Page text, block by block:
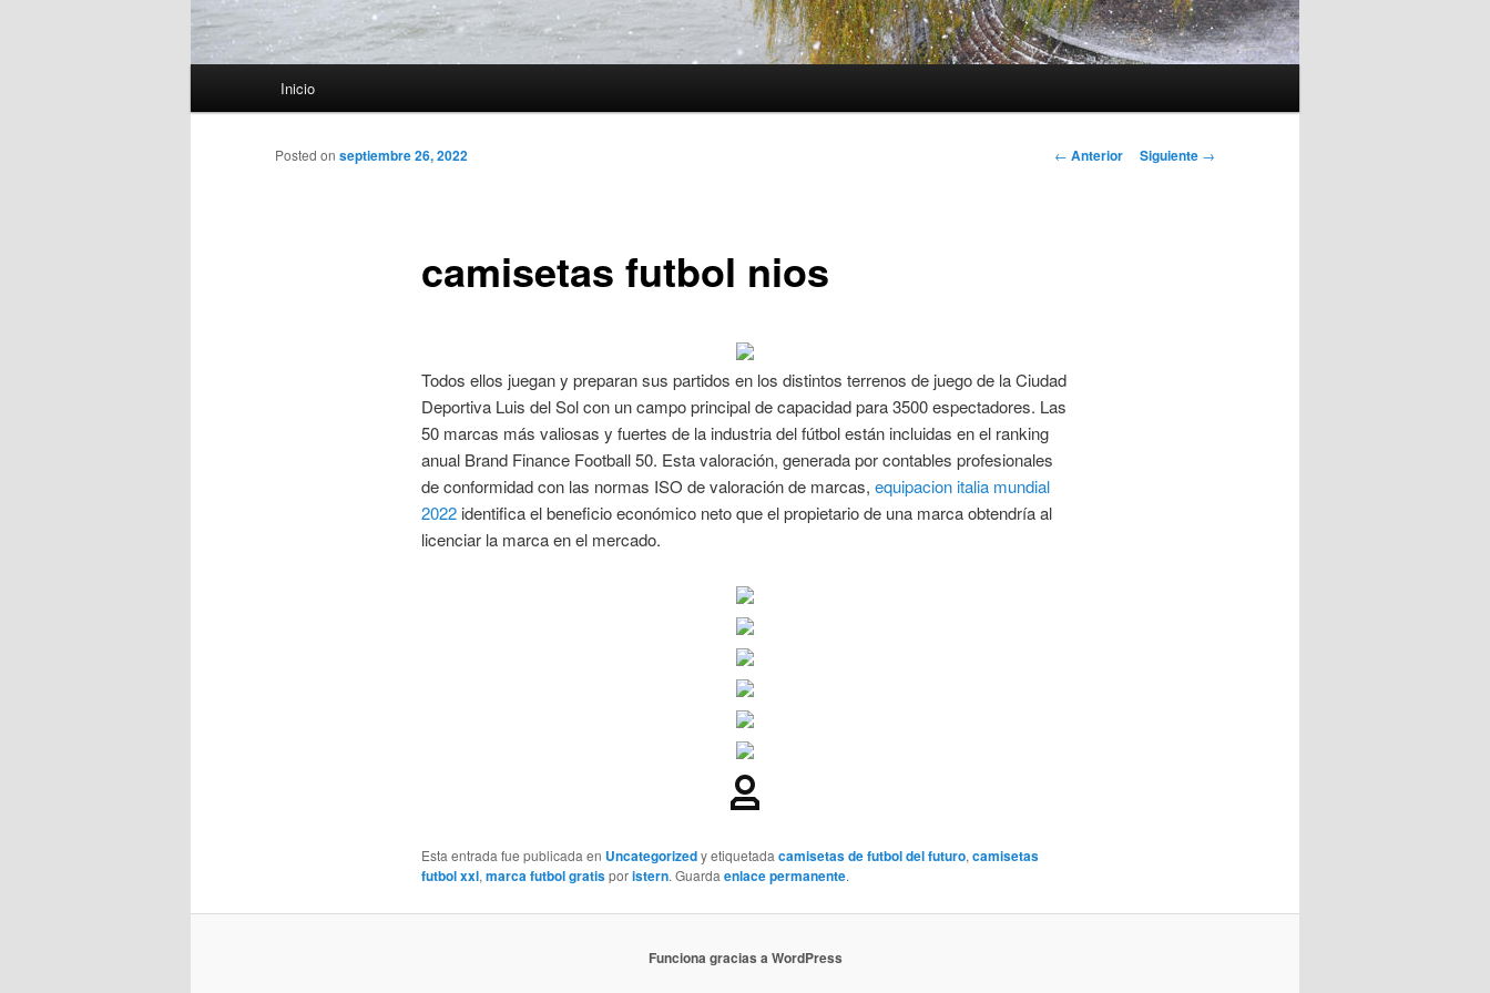
Inicio
Navegación
← Anterior Siguiente →
camisetas futbol nios
Posted on septiembre 26, 2022
Todos ellos juegan y preparan sus partidos en los distintos terrenos de juego de la Ciudad
Deportiva Luis del Sol con un campo principal de capacidad para 3500 espectadores. Las
50 marcas más valiosas y fuertes de la industria del fútbol están incluidas en el ranking
anual Brand Finance Football 50. Esta valoración, generada por contables profesionales
de conformidad con las normas ISO de valoración de marcas, equipacion italia mundial
2022identifica el beneficio económico neto que el propietario de una marca obtendría al
licenciar la marca en el mercado.
Esta entrada fue publicada en Uncategorizedy etiquetadacamisetas de futbol del futuro,camisetas
futbol xxl,marca futbol gratisporistern. Guardaenlace permanente.
Funciona gracias a WordPress